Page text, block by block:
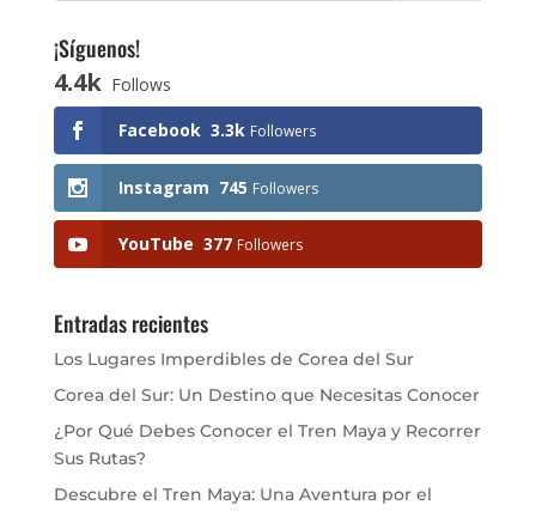
¡Síguenos!
4.4k Follows
Facebook 3.3k Followers
Instagram 745 Followers
YouTube 377 Followers
Entradas recientes
Los Lugares Imperdibles de Corea del Sur
Corea del Sur: Un Destino que Necesitas Conocer
¿Por Qué Debes Conocer el Tren Maya y Recorrer
Sus Rutas?
Descubre el Tren Maya: Una Aventura por el